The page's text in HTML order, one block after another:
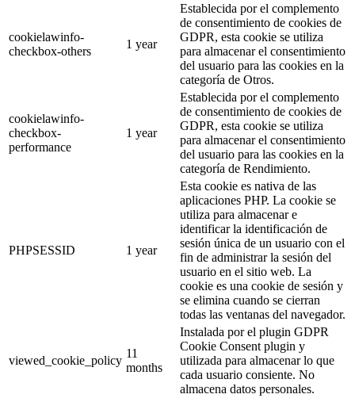
cookielawinfo-
checkbox-others
1 year
Establecida por el complemento
de consentimiento de cookies de
GDPR, esta cookie se utiliza
para almacenar el consentimiento
del usuario para las cookies en la
categoría de Otros.
cookielawinfo-
checkbox-
performance
1 year
Establecida por el complemento
de consentimiento de cookies de
GDPR, esta cookie se utiliza
para almacenar el consentimiento
del usuario para las cookies en la
categoría de Rendimiento.
PHPSESSID 1 year
Esta cookie es nativa de las
aplicaciones PHP. La cookie se
utiliza para almacenar e
identificar la identificación de
sesión única de un usuario con el
fin de administrar la sesión del
usuario en el sitio web. La
cookie es una cookie de sesión y
se elimina cuando se cierran
todas las ventanas del navegador.
viewed_cookie_policy
11
months
Instalada por el plugin GDPR
Cookie Consent plugin y
utilizada para almacenar lo que
cada usuario consiente. No
almacena datos personales.